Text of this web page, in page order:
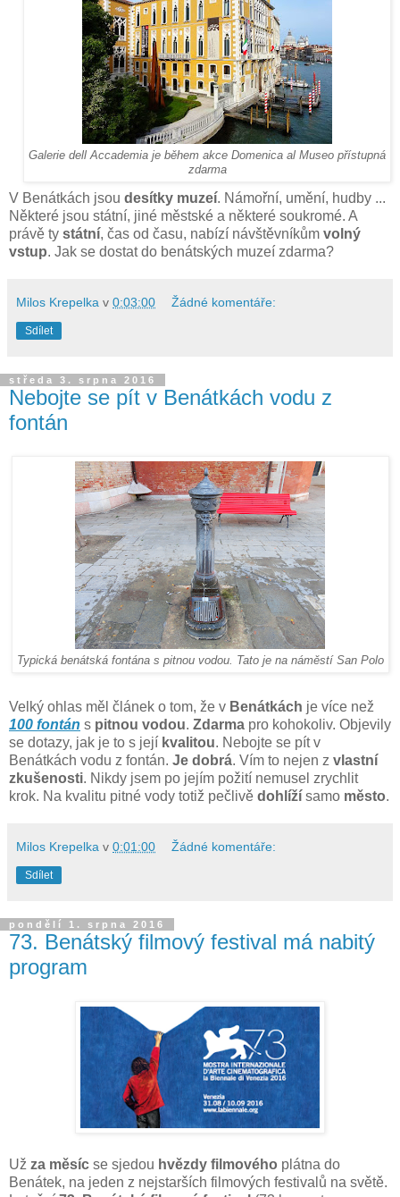
Galerie dell Accademia je během akce Domenica al Museo přístupná
zdarma
V Benátkách jsou desítky muzeí. Námořní, umění, hudby ...
Některé jsou státní, jiné městské a některé soukromé. A
právě ty státní, čas od času, nabízí návštěvníkům volný
vstup. Jak se dostat do benátských muzeí zdarma?
Milos Krepelka v 0:03:00 Žádné komentáře:
Sdílet
středa 3. srpna 2016
Nebojte se pít v Benátkách vodu z
fontán
Typická benátská fontána s pitnou vodou. Tato je na náměstí San Polo
Velký ohlas měl článek o tom, že v Benátkách je více než
100 fontán s pitnou vodou. Zdarma pro kohokoliv. Objevily
se dotazy, jak je to s její kvalitou. Nebojte se pít v
Benátkách vodu z fontán. Je dobrá. Vím to nejen z vlastní
zkušenosti. Nikdy jsem po jejím požití nemusel zrychlit
krok. Na kvalitu pitné vody totiž pečlivě dohlíží samo město.
Milos Krepelka v 0:01:00 Žádné komentáře:
Sdílet
pondělí 1. srpna 2016
73. Benátský filmový festival má nabitý
program
Už za měsíc se sjedou hvězdy filmového plátna do
Benátek, na jeden z nejstarších filmových festivalů na světě.